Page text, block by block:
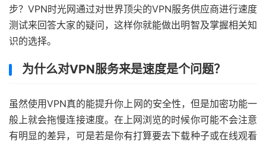
步？VPN时光网通过对世界顶尖的VPN服务供应商进行速度
测试来回答大家的疑问，这样你就能做出明智及掌握相关知
识的选择。
为什么对VPN服务来是速度是个问题？
虽然使用VPN真的能提升你上网的安全性，但是加密功能一
般上就会拖慢连接速度。在上网浏览的时候你可能不会注意
有明显的差异，可是若是你有打算要去下载种子或在线观看